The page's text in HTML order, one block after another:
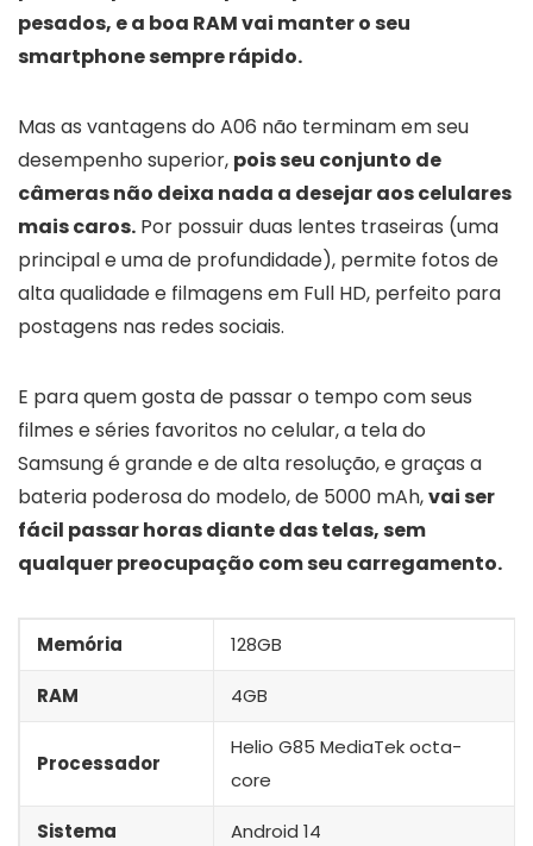
pesados, e a boa RAM vai manter o seu
smartphone sempre rápido.
Mas as vantagens do A06 não terminam em seu
desempenho superior, pois seu conjunto de
câmeras não deixa nada a desejar aos celulares
mais caros. Por possuir duas lentes traseiras (uma
principal e uma de profundidade), permite fotos de
alta qualidade e filmagens em Full HD, perfeito para
postagens nas redes sociais.
E para quem gosta de passar o tempo com seus
filmes e séries favoritos no celular, a tela do
Samsung é grande e de alta resolução, e graças a
bateria poderosa do modelo, de 5000 mAh,vai ser
fácil passar horas diante das telas, sem
qualquer preocupação com seu carregamento.
Memória 128GB
RAM 4GB
Processador
Helio G85 MediaTek octa-
core
Sistema Android 14